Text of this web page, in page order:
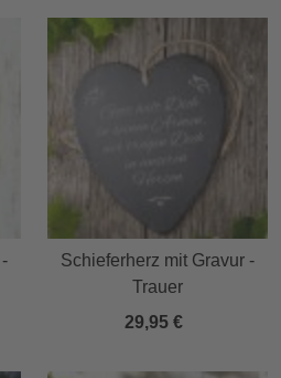
Schieferherz mit Gravur -
Trauer
29,95 €